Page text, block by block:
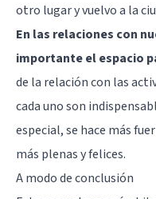
otro lugar y vuelvo a la
En las relaciones con
importante el espacio
de la relación con las
cada uno son
especial, se hace más
más plenas y felices.
A modo de conclusión